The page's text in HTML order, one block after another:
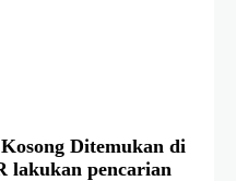
Ditemukan di
lakukan pencarian